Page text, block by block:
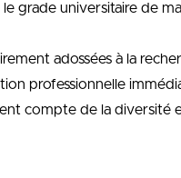
grade universitaire de
adossées à la
professionnelle
compte de la diversité